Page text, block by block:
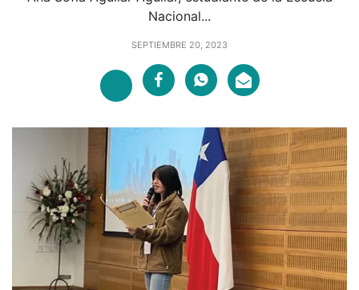
Nacional...
SEPTIEMBRE 20, 2023